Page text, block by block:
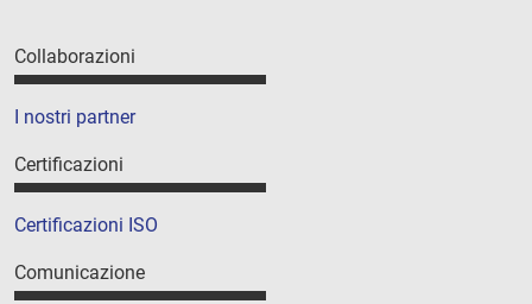
Collaborazioni
I nostri partner
Certificazioni
Certificazioni ISO
Comunicazione